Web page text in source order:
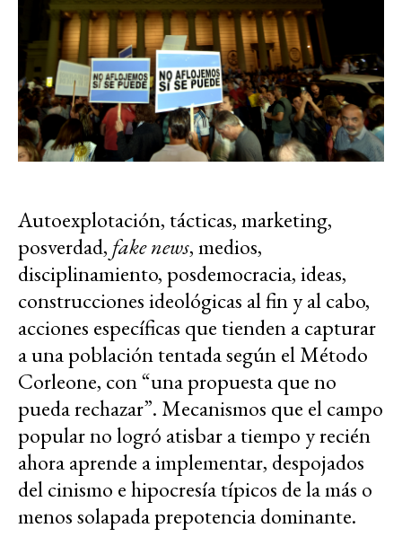
Autoexplotación, tácticas, marketing,
posverdad, fake news, medios,
disciplinamiento, posdemocracia, ideas,
construcciones ideológicas al fin y al cabo,
acciones específicas que tienden a capturar
a una población tentada según el Método
Corleone, con “una propuesta que no
pueda rechazar”. Mecanismos que el campo
popular no logró atisbar a tiempo y recién
ahora aprende a implementar, despojados
del cinismo e hipocresía típicos de la más o
menos solapada prepotencia dominante.